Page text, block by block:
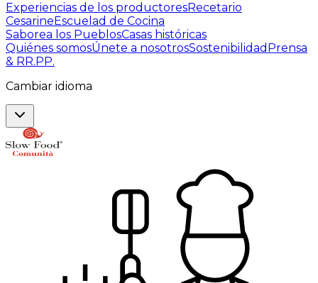
Experiencias de los productoresRecetario
CesarineEscuelad de Cocina
Saborea los PueblosCasas históricas
Quiénes somosÚnete a nosotrosSostenibilidad Prensa
& RR.PP.
Cambiar idioma